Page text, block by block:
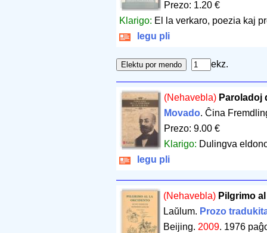
Prezo: 1.20 €
Klarigo: El la verkaro, poezia kaj
legu pli
ekz.
(Nehavebla) Paroladoj
Movado. Ĉina
Prezo: 9.00 €
Klarigo: Dulingva
legu pli
(Nehavebla) Pilgrimo
Laŭlum. Prozo
Beijing. 2009. 1976